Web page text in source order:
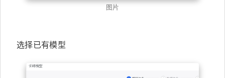
图片
选择已有模型